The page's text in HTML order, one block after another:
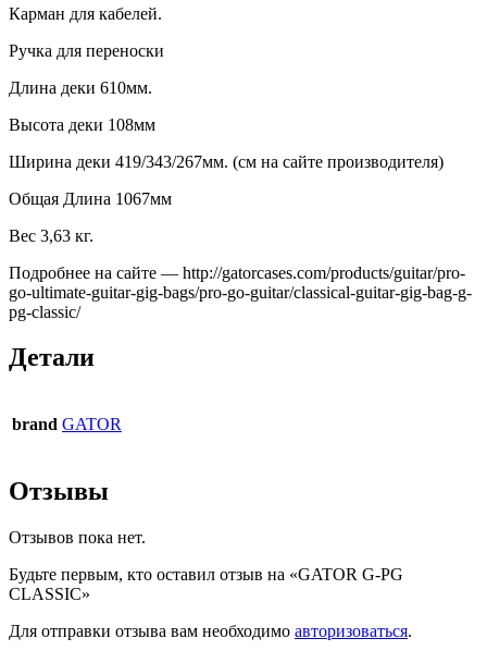
Карман для кабелей.
Ручка для переноски
Длина деки 610мм.
Высота деки 108мм
Ширина деки 419/343/267мм. (см на сайте производителя)
Общая Длина 1067мм
Вес 3,63 кг.
Подробнее на сайте — http://gatorcases.com/products/guitar/pro-
go-ultimate-guitar-gig-bags/pro-go-guitar/classical-guitar-gig-bag-g-
pg-classic/
Детали
brand GATOR
Отзывы
Отзывов пока нет.
Будьте первым, кто оставил отзыв на «GATOR G-PG
CLASSIC»
Для отправки отзыва вам необходимо авторизоваться.